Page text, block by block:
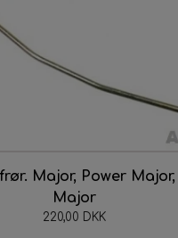
Major, Power Major,
Major
220,00 DKK